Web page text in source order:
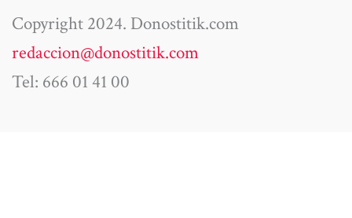
Copyright 2024. Donostitik.com
redaccion@donostitik.com
Tel: 666 01 41 00